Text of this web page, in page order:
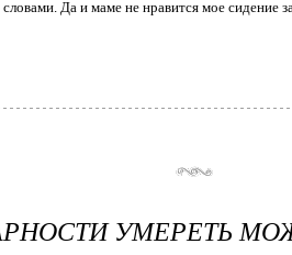
Да и маме не нравится мое сидение
УМЕРЕТЬ